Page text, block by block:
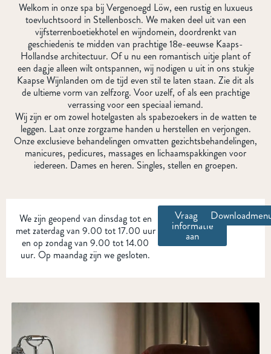
Welkom in onze spa bij Vergenoegd Löw, een rustig en luxueus
toevluchtsoord in Stellenbosch. We maken deel uit van een
vijfsterrenboetiekhotel en wijndomein, doordrenkt van
geschiedenis te midden van prachtige 18e-eeuwse Kaaps-
Hollandse architectuur. Of u nu een romantisch uitje plant of
een dagje alleen wilt ontspannen, wij nodigen u uit in ons stukje
Kaapse Wijnlanden om de tijd even stil te laten staan. Zie dit als
de ultieme vorm van zelfzorg. Voor uzelf, of als een prachtige
verrassing voor een speciaal iemand.
Wij zijn er om zowel hotelgasten als spabezoekers in de watten te
leggen. Laat onze zorgzame handen u herstellen en verjongen.
Onze exclusieve behandelingen omvatten gezichtsbehandelingen,
manicures, pedicures, massages en lichaamspakkingen voor
iedereen. Dames en heren. Singles, stellen en groepen.
We zijn geopend van dinsdag tot en
met zaterdag van 9.00 tot 17.00 uur
en op zondag van 9.00 tot 14.00
uur. Op maandag zijn we gesloten.
Vraag nu
informatie
aan